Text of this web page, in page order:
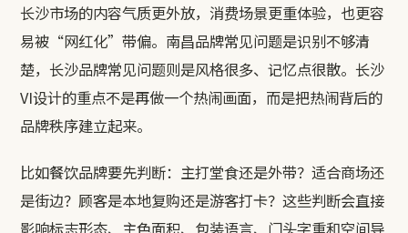
长沙市场的内容气质更外放，消费场景更重体验，也更容
易被“网红化”带偏。南昌品牌常见问题是识别不够清
楚，长沙品牌常见问题则是风格很多、记忆点很散。长沙
VI设计的重点不是再做一个热闹画面，而是把热闹背后的
品牌秩序建立起来。
比如餐饮品牌要先判断：主打堂食还是外带？适合商场还
是街边？顾客是本地复购还是游客打卡？这些判断会直接
影响标志形态、主色面积、包装语言、门头字重和空间导